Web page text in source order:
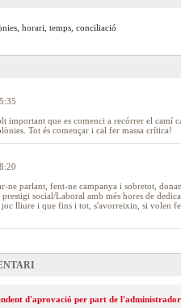
horari, temps, conciliació
important que es comenci a recórrer el camí
Tot és començar i cal fer massa crítica!
ne parlant, fent-ne campanya i sobretot,
social/Laboral amb més hores de
joc lliure i que fins i tot, s'avorreixin, si volen
d'aprovació per part de